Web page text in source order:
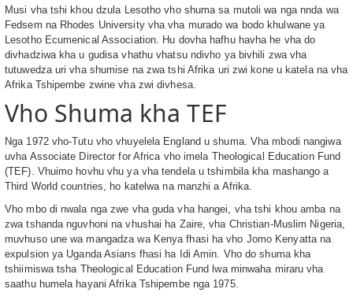
Musi vha tshi khou dzula Lesotho vho shuma sa mutoli wa nga nnda wa
Fedsem na Rhodes University vha vha murado wa bodo khulwane ya
Lesotho Ecumenical Association. Hu dovha hafhu havha he vha do
divhadziwa kha u gudisa vhathu vhatsu ndivho ya bivhili zwa vha
tutuwedza uri vha shumise na zwa tshi Afrika uri zwi kone u katela na vha
Afrika Tshipembe zwine vha zwi divhesa.
Vho Shuma kha TEF
Nga 1972 vho-Tutu vho vhuyelela England u shuma. Vha mbodi nangiwa
uvha Associate Director for Africa vho imela Theological Education Fund
(TEF). Vhuimo hovhu vhu ya vha tendela u tshimbila kha mashango a
Third World countries, ho katelwa na manzhi a Afrika.
Vho mbo di nwala nga zwe vha guda vha hangei, vha tshi khou amba na
zwa tshanda nguvhoni na vhushai ha Zaire, vha Christian-Muslim Nigeria,
muvhuso une wa mangadza wa Kenya fhasi ha vho Jomo Kenyatta na
expulsion ya Uganda Asians fhasi ha Idi Amin. Vho do shuma kha
tshiimiswa tsha Theological Education Fund lwa minwaha miraru vha
saathu humela hayani Afrika Tshipembe nga 1975.